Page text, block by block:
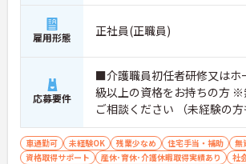
雇用形態 正社員(正職員)
応募要件
■介護職員初任者研修又はホ
級以上の資格をお持ちの方 ※
ご相談ください （未経験の
者尚可） ■普通自動車運転
可）
車通勤可 未経験OK 残業少なめ 住宅手当・補助 無
資格取得サポート
産休･育休･介護休暇取得実績あり 社